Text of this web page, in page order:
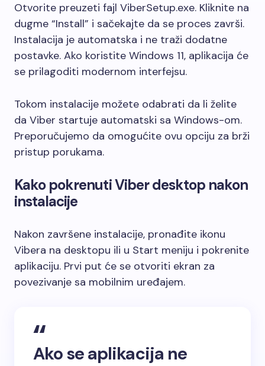
Otvorite preuzeti fajl ViberSetup.exe. Kliknite na
dugme “Install” i sačekajte da se proces završi.
Instalacija je automatska i ne traži dodatne
postavke. Ako koristite Windows 11, aplikacija će
se prilagoditi modernom interfejsu.
Tokom instalacije možete odabrati da li želite
da Viber startuje automatski sa Windows-om.
Preporučujemo da omogućite ovu opciju za brži
pristup porukama.
Kako pokrenuti Viber desktop nakon
instalacije
Nakon završene instalacije, pronađite ikonu
Vibera na desktopu ili u Start meniju i pokrenite
aplikaciju. Prvi put će se otvoriti ekran za
povezivanje sa mobilnim uređajem.
Ako se aplikacija ne